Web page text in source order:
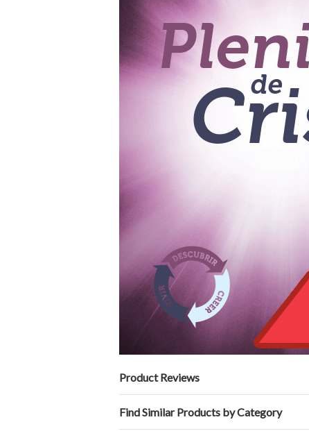
Product Reviews
Find Similar Products by Category